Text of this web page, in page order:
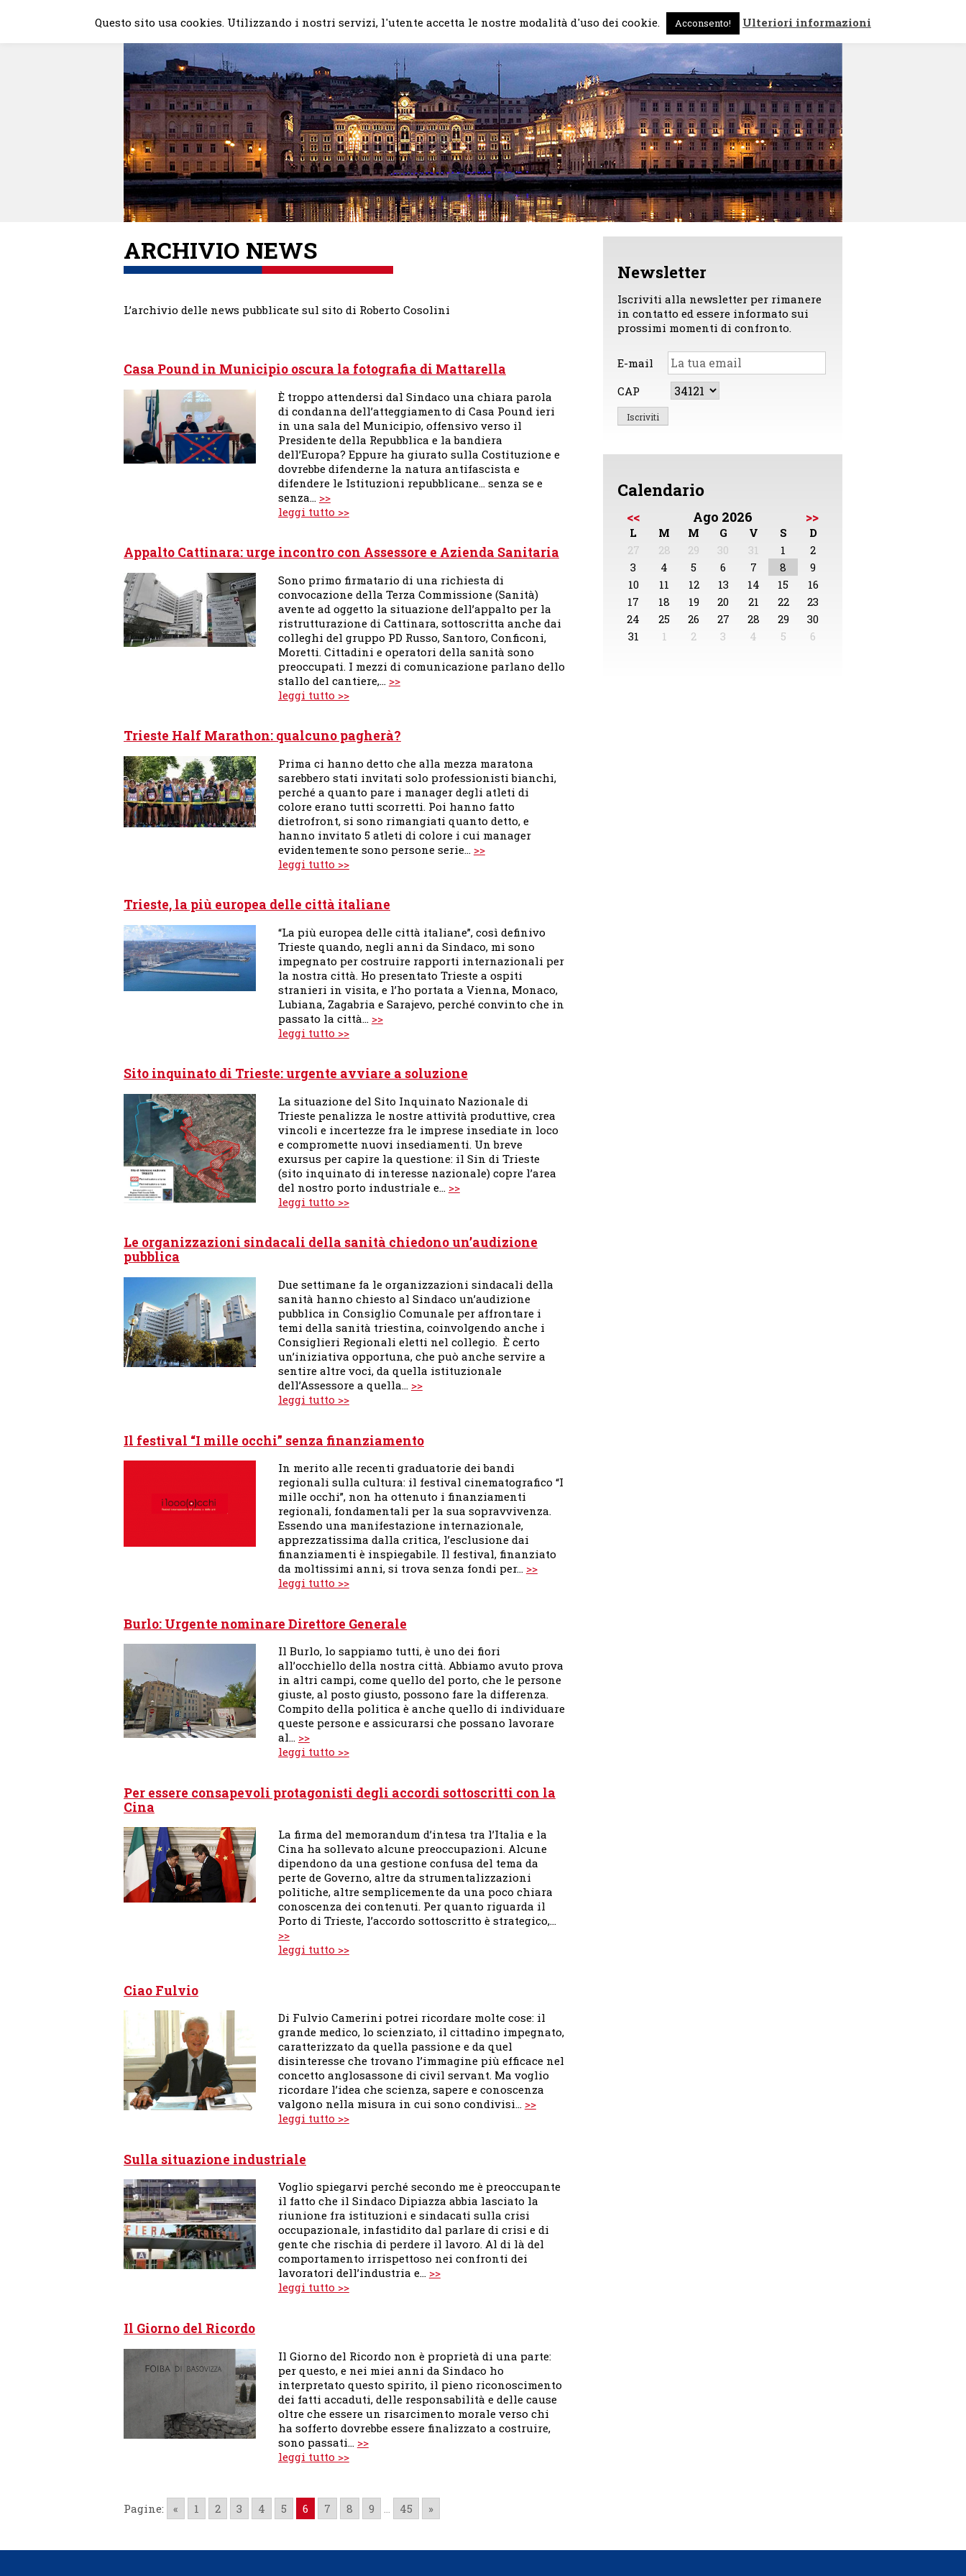
Home Il mio impegno Chi sono News Contattami
ARCHIVIO NEWS
L’archivio delle news pubblicate sul sito di Roberto Cosolini
Casa Pound in Municipio oscura la fotografia di Mattarella
È troppo attendersi dal Sindaco una chiara parola
di condanna dell’atteggiamento di Casa Pound ieri
in una sala del Municipio, offensivo verso il
Presidente della Repubblica e la bandiera
dell’Europa? Eppure ha giurato sulla Costituzione e
dovrebbe difenderne la natura antifascista e
difendere le Istituzioni repubblicane… senza se e
senza… >>
leggi tutto >>
Appalto Cattinara: urge incontro con Assessore e Azienda Sanitaria
Sono primo firmatario di una richiesta di
convocazione della Terza Commissione (Sanità)
avente ad oggetto la situazione dell’appalto per la
ristrutturazione di Cattinara, sottoscritta anche dai
colleghi del gruppo PD Russo, Santoro, Conficoni,
Moretti. Cittadini e operatori della sanità sono
preoccupati. I mezzi di comunicazione parlano dello
stallo del cantiere,… >>
leggi tutto >>
Trieste Half Marathon: qualcuno pagherà?
Prima ci hanno detto che alla mezza maratona
sarebbero stati invitati solo professionisti bianchi,
perché a quanto pare i manager degli atleti di
colore erano tutti scorretti. Poi hanno fatto
dietrofront, si sono rimangiati quanto detto, e
hanno invitato 5 atleti di colore i cui manager
evidentemente sono persone serie… >>
leggi tutto >>
Trieste, la più europea delle città italiane
“La più europea delle città italiane”, così definivo
Trieste quando, negli anni da Sindaco, mi sono
impegnato per costruire rapporti internazionali per
la nostra città. Ho presentato Trieste a ospiti
stranieri in visita, e l’ho portata a Vienna, Monaco,
Lubiana, Zagabria e Sarajevo, perché convinto che in
passato la città… >>
leggi tutto >>
Sito inquinato di Trieste: urgente avviare a soluzione
La situazione del Sito Inquinato Nazionale di
Trieste penalizza le nostre attività produttive, crea
vincoli e incertezze fra le imprese insediate in loco
e compromette nuovi insediamenti. Un breve
exursus per capire la questione: il Sin di Trieste
(sito inquinato di interesse nazionale) copre l’area
del nostro porto industriale e… >>
leggi tutto >>
Le organizzazioni sindacali della sanità chiedono un’audizione
pubblica
Due settimane fa le organizzazioni sindacali della
sanità hanno chiesto al Sindaco un’audizione
pubblica in Consiglio Comunale per affrontare i
temi della sanità triestina, coinvolgendo anche i
Consiglieri Regionali eletti nel collegio. È certo
un’iniziativa opportuna, che può anche servire a
sentire altre voci, da quella istituzionale
dell’Assessore a quella… >>
leggi tutto >>
Il festival “I mille occhi” senza finanziamento
In merito alle recenti graduatorie dei bandi
regionali sulla cultura: il festival cinematografico “I
mille occhi”, non ha ottenuto i finanziamenti
regionali, fondamentali per la sua sopravvivenza.
Essendo una manifestazione internazionale,
apprezzatissima dalla critica, l’esclusione dai
finanziamenti è inspiegabile. Il festival, finanziato
da moltissimi anni, si trova senza fondi per… >>
leggi tutto >>
Burlo: Urgente nominare Direttore Generale
Il Burlo, lo sappiamo tutti, è uno dei fiori
all’occhiello della nostra città. Abbiamo avuto prova
in altri campi, come quello del porto, che le persone
giuste, al posto giusto, possono fare la differenza.
Compito della politica è anche quello di individuare
queste persone e assicurarsi che possano lavorare
al… >>
leggi tutto >>
Per essere consapevoli protagonisti degli accordi sottoscritti con la
Cina
La firma del memorandum d’intesa tra l’Italia e la
Cina ha sollevato alcune preoccupazioni. Alcune
dipendono da una gestione confusa del tema da
perte de Governo, altre da strumentalizzazioni
politiche, altre semplicemente da una poco chiara
conoscenza dei contenuti. Per quanto riguarda il
Porto di Trieste, l’accordo sottoscritto è strategico,…
>>
leggi tutto >>
Ciao Fulvio
Di Fulvio Camerini potrei ricordare molte cose: il
grande medico, lo scienziato, il cittadino impegnato,
caratterizzato da quella passione e da quel
disinteresse che trovano l’immagine più efficace nel
concetto anglosassone di civil servant. Ma voglio
ricordare l’idea che scienza, sapere e conoscenza
valgono nella misura in cui sono condivisi… >>
leggi tutto >>
Sulla situazione industriale
Voglio spiegarvi perché secondo me è preoccupante
il fatto che il Sindaco Dipiazza abbia lasciato la
riunione fra istituzioni e sindacati sulla crisi
occupazionale, infastidito dal parlare di crisi e di
gente che rischia di perdere il lavoro. Al di là del
comportamento irrispettoso nei confronti dei
lavoratori dell’industria e… >>
leggi tutto >>
Il Giorno del Ricordo
Il Giorno del Ricordo non è proprietà di una parte:
per questo, e nei miei anni da Sindaco ho
interpretato questo spirito, il pieno riconoscimento
dei fatti accaduti, delle responsabilità e delle cause
oltre che essere un risarcimento morale verso chi
ha sofferto dovrebbe essere finalizzato a costruire,
sono passati… >>
leggi tutto >>
Pagine: « 1 2 3 4 5 6 7 8 9 45 »
Newsletter
Iscriviti alla newsletter per rimanere
in contatto ed essere informato sui
prossimi momenti di confronto.
E-mail
CAP
Calendario
<< Ago 2026 >>
L M M G V S
D
27
28 29 30 31 1
2
3
4 5 6 7 8
9
10
11 12 13 14 15
16
17
18 19 20 21 22
23
24
25 26 27 28 29
30
31
1 2 3 4 5 6
Questo sito usa cookies. Utilizzando i nostri servizi, l'utente accetta le nostre modalità d'uso dei cookie. Acconsento! Ulteriori informazioni